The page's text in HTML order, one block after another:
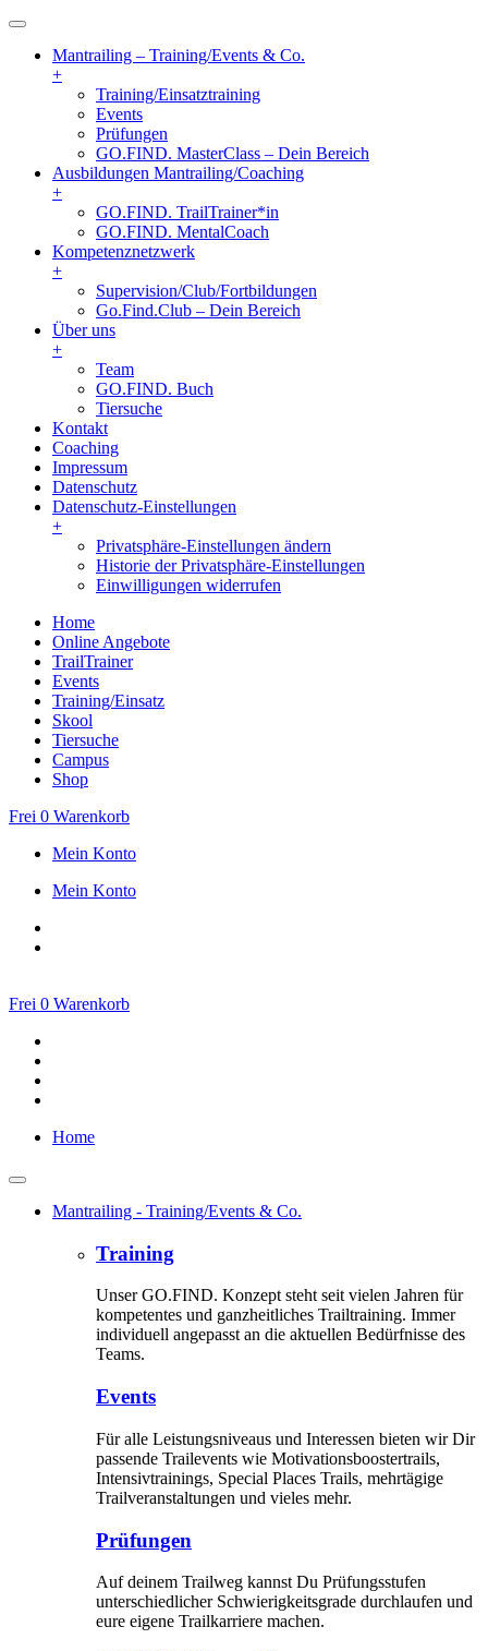
Mantrailing – Training/Events & Co.
+
Training/Einsatztraining
Events
Prüfungen
GO.FIND. MasterClass – Dein Bereich
Ausbildungen Mantrailing/Coaching
+
GO.FIND. TrailTrainer*in
GO.FIND. MentalCoach
Kompetenznetzwerk
+
Supervision/Club/Fortbildungen
Go.Find.Club – Dein Bereich
Über uns
+
Team
GO.FIND. Buch
Tiersuche
Kontakt
Coaching
Impressum
Datenschutz
Datenschutz-Einstellungen
+
Privatsphäre-Einstellungen ändern
Historie der Privatsphäre-Einstellungen
Einwilligungen widerrufen
Home
Online Angebote
TrailTrainer
Events
Training/Einsatz
Skool
Tiersuche
Campus
Shop
Frei 0 Warenkorb
Mein Konto
Mein Konto
Frei 0 Warenkorb
Home
Mantrailing - Training/Events & Co.
Training
Unser GO.FIND. Konzept steht seit vielen Jahren für
kompetentes und ganzheitliches Trailtraining. Immer
individuell angepasst an die aktuellen Bedürfnisse des
Teams.
Events
Für alle Leistungsniveaus und Interessen bieten wir Dir
passende Trailevents wie Motivationsboostertrails,
Intensivtrainings, Special Places Trails, mehrtägige
Trailveranstaltungen und vieles mehr.
Prüfungen
Auf deinem Trailweg kannst Du Prüfungsstufen
unterschiedlicher Schwierigkeitsgrade durchlaufen und
eure eigene Trailkarriere machen.